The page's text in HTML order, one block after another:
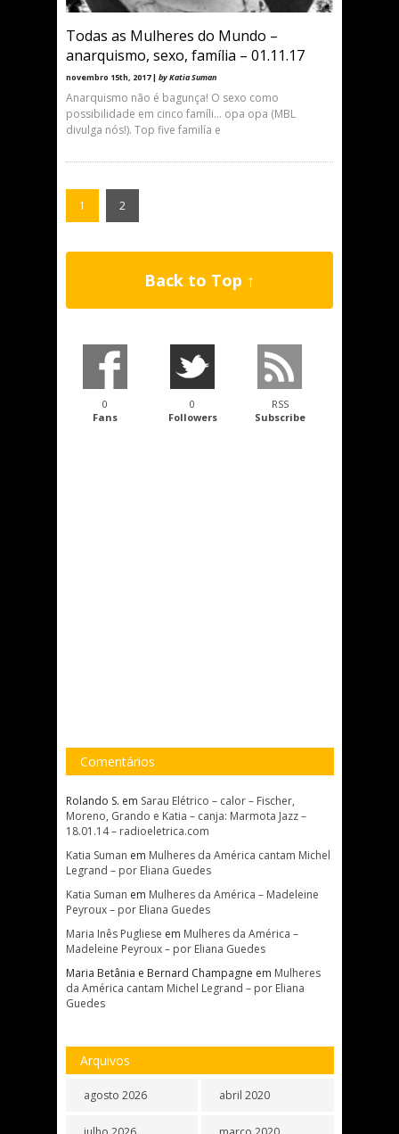
Todas as Mulheres do Mundo –
anarquismo, sexo, família – 01.11.17
novembro 15th, 2017 | by Katia Suman
Anarquismo não é bagunça! O sexo como
possibilidade em cinco famíli… opa opa (MBL
divulga nós!). Top five familía e
1 2
Back to Top ↑
0
Fans
0
Followers
RSS
Subscribe
Comentários
Rolando S. em Sarau Elétrico – calor – Fischer,
Moreno, Grando e Katia – canja: Marmota Jazz –
18.01.14 – radioeletrica.com
Katia Suman em Mulheres da América cantam Michel
Legrand – por Eliana Guedes
Katia Suman em Mulheres da América – Madeleine
Peyroux – por Eliana Guedes
Maria Inês Pugliese em Mulheres da América –
Madeleine Peyroux – por Eliana Guedes
Maria Betânia e Bernard Champagne em Mulheres
da América cantam Michel Legrand – por Eliana
Guedes
Arquivos
agosto 2026 abril 2020